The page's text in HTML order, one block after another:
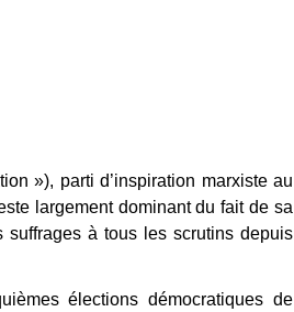
»), parti d’inspiration marxiste au
largement dominant du fait de sa
suffrages à tous les scrutins depuis
élections démocratiques de